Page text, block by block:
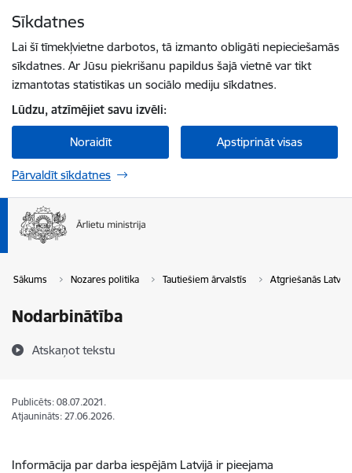
Sīkdatnes
Lai šī tīmekļvietne darbotos, tā izmanto obligāti nepieciešamās
sīkdatnes. Ar Jūsu piekrišanu papildus šajā vietnē var tikt
izmantotas statistikas un sociālo mediju sīkdatnes.
Lūdzu, atzīmējiet savu izvēli:
Noraidīt Apstiprināt visas
Pārvaldīt sīkdatnes
Sākums Nozares politika Tautiešiem ārvalstīs Atgriešanās Latvijā
Nodarbinātība
Atskaņot tekstu
Publicēts: 08.07.2021.
Atjaunināts: 27.06.2026.
Informācija par darba iespējām Latvijā ir pieejama